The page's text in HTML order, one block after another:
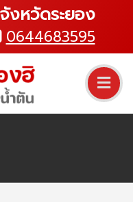
หวัดระยอง
0644683595